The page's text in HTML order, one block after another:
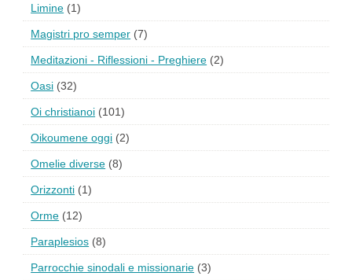
Limine (1)
Magistri pro semper (7)
Meditazioni - Riflessioni - Preghiere (2)
Oasi (32)
Oi christianoi (101)
Oikoumene oggi (2)
Omelie diverse (8)
Orizzonti (1)
Orme (12)
Paraplesios (8)
Parrocchie sinodali e missionarie (3)